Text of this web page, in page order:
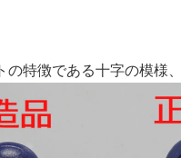
の特徴である十字の模様